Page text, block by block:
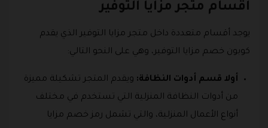
أقسام متجر مزايا التوفير
يوجد أقسام متعددة داخل متجر مزايا التوفير الذي يقدم
كوبون خصم مزايا التوفير، وهي على النحو التالي:
أولا قسم أدوات النظافة: ويقدم المتجر تشكيلة مميزة
من أدوات النظافة المنزلية التي تستخدم في مختلف
أنواع الأعمال المنزلية، والتي تشمل رمز خصم مزايا